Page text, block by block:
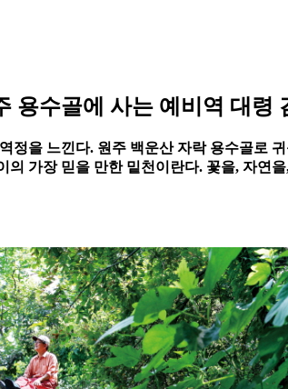
용수골에 사는 예비역 대령
을 느낀다. 원주 백운산 자락 용수골로
가장 믿을 만한 밑천이란다. 꽃을, 자연